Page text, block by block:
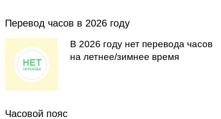
Перевод часов в 2026 году
В 2026 году нет перевода часов
на летнее/зимнее время
Часовой пояс